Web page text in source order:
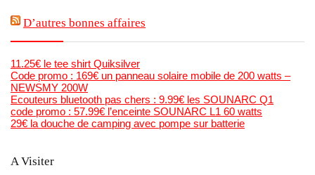
D’autres bonnes affaires
11.25€ le tee shirt Quiksilver
Code promo : 169€ un panneau solaire mobile de 200 watts –
NEWSMY 200W
Ecouteurs bluetooth pas chers : 9.99€ les SOUNARC Q1
code promo : 57.99€ l’enceinte SOUNARC L1 60 watts
29€ la douche de camping avec pompe sur batterie
A Visiter